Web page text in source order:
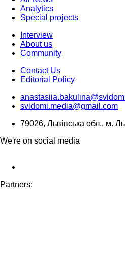
Analytics
Special projects
Interview
About us
Community
Contact Us
Editorial Policy
svidomi.media@gmail.com
79026, Львівська обл., м.
We're on social media
Partners: